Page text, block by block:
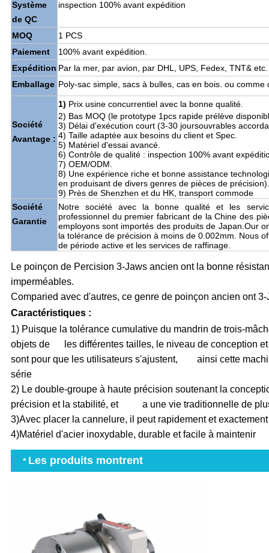
Système
de QC
inspection 100% avant expédition
MOQ
1 PCS
Paiement
100% avant expédition.
Expédition Par la mer, par avion, par DHL, UPS, Fedex, TNT& etc.
Emballage Poly-sac simple, sacs à bulles, cas en bois. ou comme
Société
Avantage :
1) Prix usine concurrentiel avec la bonne qualité.
2) Bas MOQ (le prototype 1pcs rapide prélève
3) Délai d'exécution court (3-30 joursouvrables
4) Taille adaptée aux besoins du client et Spec.
5) Matériel d'essai avancé.
6) Contrôle de qualité : inspection 100% avant
7) OEM/ODM.
8) Une expérience riche et bonne assistance
en produisant de divers genres de pièces de précision).
9) Près de Shenzhen et du HK, transport commode
Société
Garantie
Notre société avec la bonne qualité et les
professionnel du premier fabricant de la Chine des
employons sont importés des produits de Japan.Our
la tolérance de précision à moins de 0.002mm. Nous
de période active et les services de raffinage.
Le poinçon de Percision 3-Jaws ancien ont la bonne
imperméables.
Comparied avec d'autres, ce genre de poinçon ancien ont
Caractéristiques :
1) Puisque la tolérance cumulative du mandrin de trois-
objets de les différentes tailles, le niveau de conception et
sont pour que les utilisateurs s'ajustent, ainsi cette
série
2) Le double-groupe à haute précision soutenant la
précision et la stabilité, et a une vie traditionnelle de
3)Avec placer la cannelure, il peut rapidement et
4)Matériel d'acier inoxydable, durable et facile à maintenir
* Les produits montrent